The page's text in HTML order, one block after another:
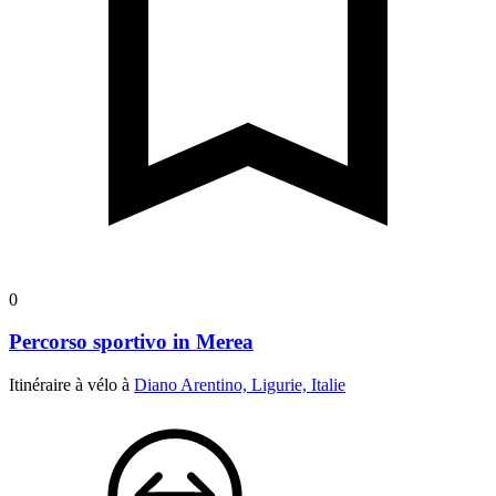
0
Percorso sportivo in Merea
Itinéraire à vélo à Diano Arentino, Ligurie, Italie